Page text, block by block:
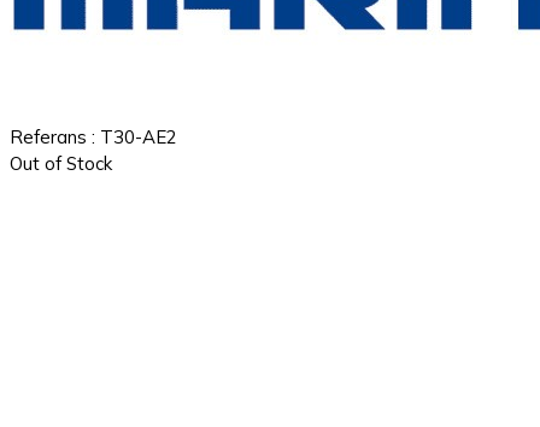
Referans : T30-AE2
Out of Stock